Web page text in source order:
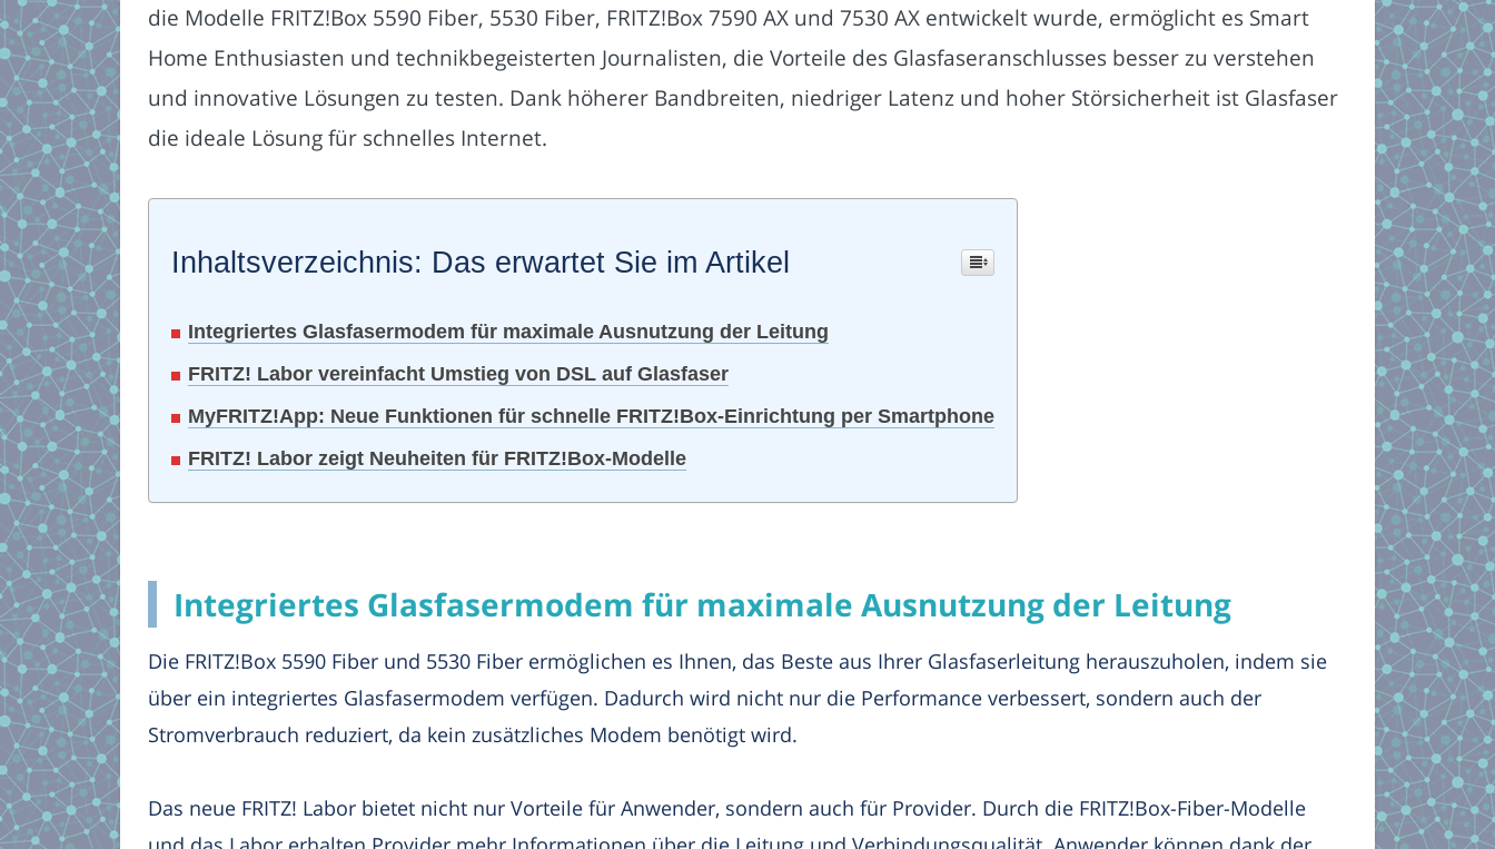
die Modelle FRITZ!Box 5590 Fiber, 5530 Fiber, FRITZ!Box 7590 AX und 7530 AX entwickelt wurde, ermöglicht es Smart
Home Enthusiasten und technikbegeisterten Journalisten, die Vorteile des Glasfaseranschlusses besser zu verstehen
und innovative Lösungen zu testen. Dank höherer Bandbreiten, niedriger Latenz und hoher Störsicherheit ist Glasfaser
die ideale Lösung für schnelles Internet.
Inhaltsverzeichnis: Das erwartet Sie im Artikel
Integriertes Glasfasermodem für maximale Ausnutzung der Leitung
FRITZ! Labor vereinfacht Umstieg von DSL auf Glasfaser
MyFRITZ!App: Neue Funktionen für schnelle FRITZ!Box-Einrichtung per Smartphone
FRITZ! Labor zeigt Neuheiten für FRITZ!Box-Modelle
Integriertes Glasfasermodem für maximale Ausnutzung der Leitung
Die FRITZ!Box 5590 Fiber und 5530 Fiber ermöglichen es Ihnen, das Beste aus Ihrer Glasfaserleitung herauszuholen, indem sie
über ein integriertes Glasfasermodem verfügen. Dadurch wird nicht nur die Performance verbessert, sondern auch der
Stromverbrauch reduziert, da kein zusätzliches Modem benötigt wird.
Das neue FRITZ! Labor bietet nicht nur Vorteile für Anwender, sondern auch für Provider. Durch die FRITZ!Box-Fiber-Modelle